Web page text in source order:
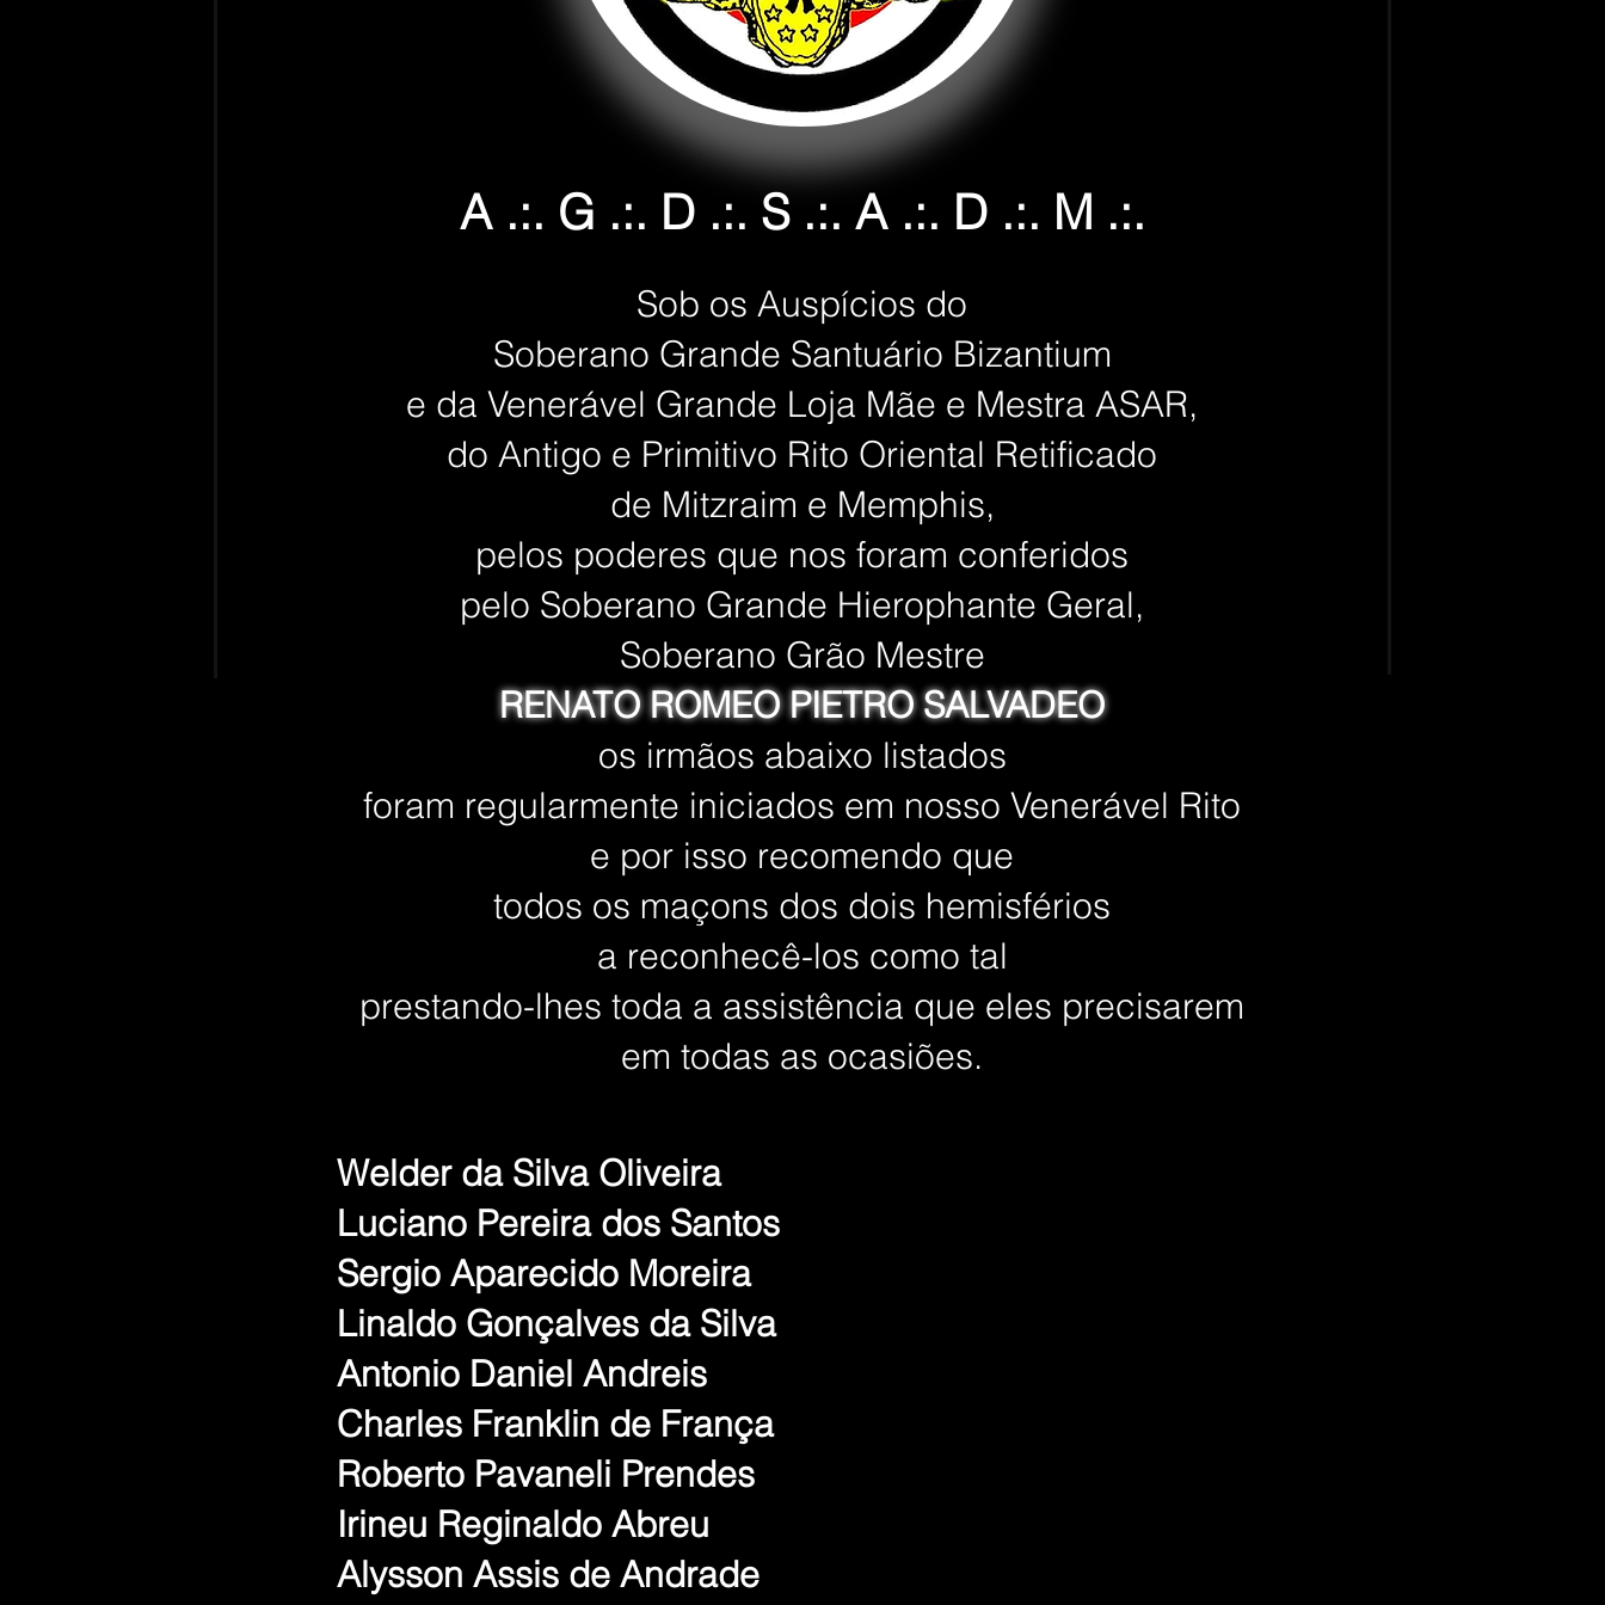
​A .:. G .:. D .:. S .:. A .:. D .:. M .:.
Sob os Auspícios do
Soberano Grande Santuário Bizantium
e da Venerável Grande Loja Mãe e Mestra ASAR,
do Antigo e Primitivo Rito Oriental Retificado
de Mitzraim e Memphis,
pelos poderes que nos foram conferidos
pelo Soberano Grande Hierophante Geral,
Soberano Grão Mestre
RENATO ROMEO PIETRO SALVADEO
os irmãos abaixo listados
foram regularmente iniciados em nosso Venerável Rito
e por isso recomendo que
todos os maçons dos dois hemisférios
a reconhecê-los como tal
prestando-lhes toda a assistência que eles precisarem
em todas as ocasiões.
Welder da Silva Oliveira
Luciano Pereira dos Santos
Sergio Aparecido Moreira
Linaldo Gonçalves da Silva
Antonio Daniel Andreis
Charles Franklin de França
Roberto Pavaneli Prendes
Irineu Reginaldo Abreu
Alysson Assis de Andrade